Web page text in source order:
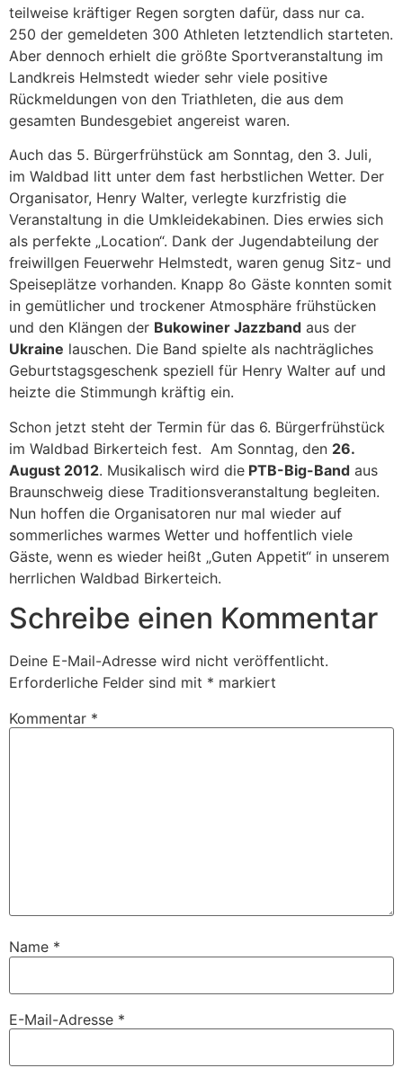
teilweise kräftiger Regen sorgten dafür, dass nur ca.
250 der gemeldeten 300 Athleten letztendlich starteten.
Aber dennoch erhielt die größte Sportveranstaltung im
Landkreis Helmstedt wieder sehr viele positive
Rückmeldungen von den Triathleten, die aus dem
gesamten Bundesgebiet angereist waren.
Auch das 5. Bürgerfrühstück am Sonntag, den 3. Juli,
im Waldbad litt unter dem fast herbstlichen Wetter. Der
Organisator, Henry Walter, verlegte kurzfristig die
Veranstaltung in die Umkleidekabinen. Dies erwies sich
als perfekte „Location“. Dank der Jugendabteilung der
freiwillgen Feuerwehr Helmstedt, waren genug Sitz- und
Speiseplätze vorhanden. Knapp 8o Gäste konnten somit
in gemütlicher und trockener Atmosphäre frühstücken
und den Klängen der Bukowiner Jazzband aus der
Ukraine lauschen. Die Band spielte als nachträgliches
Geburtstagsgeschenk speziell für Henry Walter auf und
heizte die Stimmungh kräftig ein.
Schon jetzt steht der Termin für das 6. Bürgerfrühstück
im Waldbad Birkerteich fest. Am Sonntag, den 26.
August 2012. Musikalisch wird die PTB-Big-Band aus
Braunschweig diese Traditionsveranstaltung begleiten.
Nun hoffen die Organisatoren nur mal wieder auf
sommerliches warmes Wetter und hoffentlich viele
Gäste, wenn es wieder heißt „Guten Appetit“ in unserem
herrlichen Waldbad Birkerteich.
Schreibe einen Kommentar
Deine E-Mail-Adresse wird nicht veröffentlicht.
Erforderliche Felder sind mit * markiert
Kommentar *
Name *
E-Mail-Adresse *